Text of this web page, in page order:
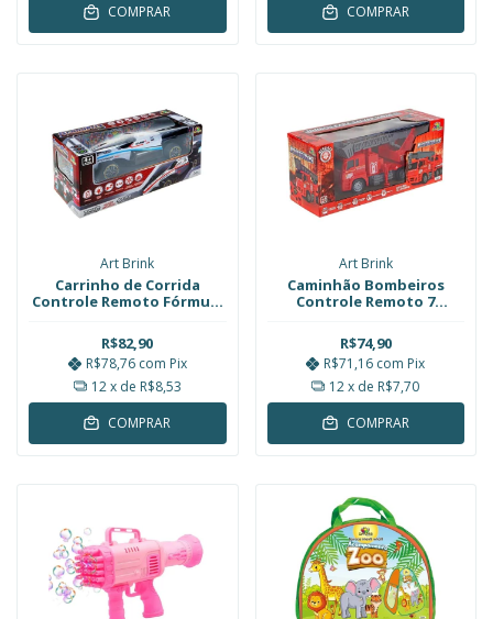
COMPRAR
COMPRAR
Art Brink
Carrinho de Corrida
Controle Remoto Fórmula
R$82,90
R$78,76 com Pix
12x de R$8,53
COMPRAR
Art Brink
Caminhão Bombeiros
Controle Remoto 7
Brink
R$74,90
R$71,16 com Pix
12x de R$7,70
COMPRAR